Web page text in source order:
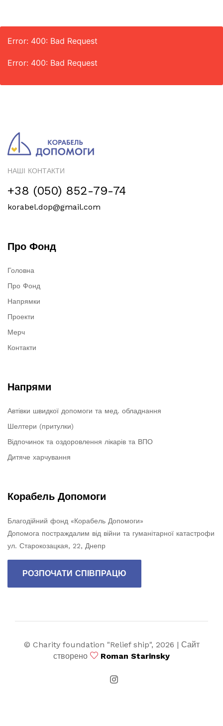
Error: 400: Bad Request
Error: 400: Bad Request
НАШІ КОНТАКТИ
+38 (050) 852-79-74
korabel.dop@gmail.com
Про Фонд
Головна
Про Фонд
Напрямки
Проекти
Мерч
Контакти
Напрями
Автівки швидкої допомоги та мед. обладнання
Шелтери (притулки)
Відпочинок та оздоровлення лікарів та ВПО
Дитяче харчування
Корабель Допомоги
Благодійний фонд «Корабель Допомоги»
Допомога постраждалим від війни та гуманітарної катастрофи
ул. Старокозацкая, 22, Днепр
РОЗПОЧАТИ СПІВПРАЦЮ
© Charity foundation "Relief ship", 2026 | Сайт
створено
Roman Starinsky